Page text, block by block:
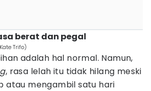
berat dan pegal
Trifo)
adalah hal normal. Namun,
, rasa lelah itu tidak hilang meski
atau mengambil satu hari